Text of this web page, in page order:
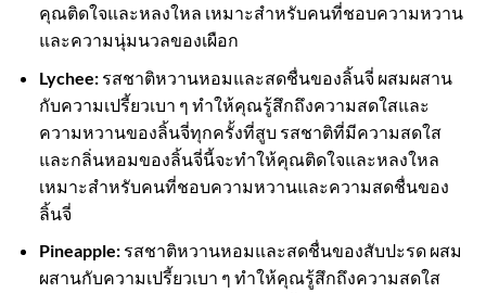
คุณติดใจและหลงใหล เหมาะสำหรับคนที่ชอบความหวาน
และความนุ่มนวลของเผือก
Lychee:รสชาติหวานหอมและสดชื่นของลิ้นจี่ ผสมผสาน
กับความเปรี้ยวเบา ๆ ทำให้คุณรู้สึกถึงความสดใสและ
ความหวานของลิ้นจี่ทุกครั้งที่สูบ รสชาติที่มีความสดใส
และกลิ่นหอมของลิ้นจี่นี้จะทำให้คุณติดใจและหลงใหล
เหมาะสำหรับคนที่ชอบความหวานและความสดชื่นของ
ลิ้นจี่
Pineapple:รสชาติหวานหอมและสดชื่นของสับปะรด ผสม
ผสานกับความเปรี้ยวเบา ๆ ทำให้คุณรู้สึกถึงความสดใส